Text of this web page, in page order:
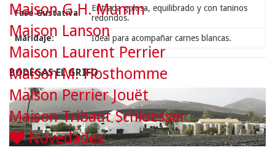
Fase Gustativa:
Entrada golosa, equilibrado y con taninos
redondos.
Maridaje: Ideal para acompañar carnes blancas.
BODEGAS EL GRIFO
Maison G.H. Mumm
Maison Lanson
Maison Laurent Perrier
Maison M. Hosthomme
Maison Perrier Jouët
Maison Tribaut Schloesser
Novedades